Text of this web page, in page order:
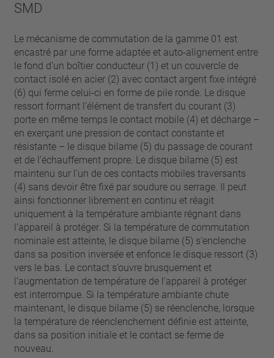
SMD
Le mécanisme de commutation de la gamme 01 est
encastré par une forme adaptée et auto-alignement entre
le fond d’un boîtier conducteur (1) et un couvercle de
contact isolé en acier (2) avec contact argent fixe intégré
(6) qui ferme celui-ci en forme de pile ronde. Le disque
ressort formant l’élément de transfert du courant (3)
porte en même temps le contact mobile (4) et décharge –
en exerçant une pression de contact constante et
résistante – le disque bilame (5) du passage de courant
et de l’échauffement propre. Le disque bilame (5) est
maintenu sur l’un de ces contacts mobiles traversants
(4) sans devoir être fixé par soudure ou serrage. Il peut
ainsi fonctionner librement en continu et réagit
uniquement à la température ambiante régnant dans
l’appareil à protéger. Si la température de commutation
nominale est atteinte, le disque bilame (5) s’enclenche
dans sa position inversée et enfonce le disque ressort (3)
vers le bas. Le contact s’ouvre brusquement et
l’augmentation de température de l’appareil à protéger
est interrompue. Si la température ambiante chute
maintenant, le disque bilame (5) se réenclenche, lorsque
la température de réenclenchement définie est atteinte,
dans sa position initiale et le contact se ferme de
nouveau.